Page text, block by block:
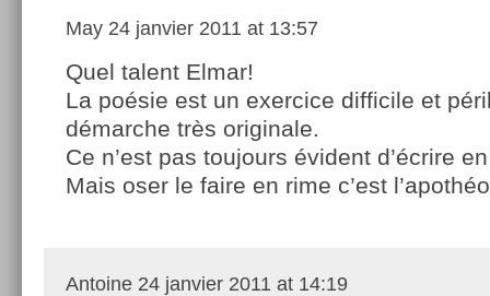
May 24 janvier 2011 at 13:57
Quel talent Elmar!
La poésie est un exercice difficile et
démarche très originale.
Ce n’est pas toujours évident d’écrire
Mais oser le faire en rime c’est
Antoine 24 janvier 2011 at 14:19